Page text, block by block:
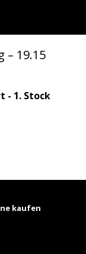
– 19.15
- 1. Stock
kaufen